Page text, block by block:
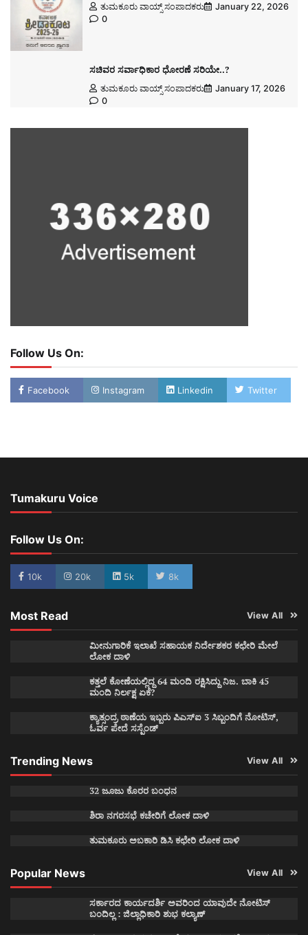
ತುಮಕೂರು ವಾಯ್ಸ್ ಸಂಪಾದಕರು
January 22, 2026
0
ಸಚಿವರ ಸರ್ವಾಧಿಕಾರ ಧೋರಣೆ ಸರಿಯೇ..?
ತುಮಕೂರು ವಾಯ್ಸ್ ಸಂಪಾದಕರು
January 17, 2026
0
Follow Us On:
Facebook Instagram Linkedin Twitter
Tumakuru Voice
Follow Us On:
10k 20k 5k 8k
Most Read View All
ಮೀನುಗಾರಿಕೆ ಇಲಾಖೆ ಸಹಾಯಕ ನಿರ್ದೇಶಕರ ಕಛೇರಿ ಮೇಲೆ
ಲೋಕ ದಾಳಿ
ಕತ್ತಲೆ ಕೋಣೆಯಲ್ಲಿದ್ದ 64 ಮಂದಿ ರಕ್ಷಿಸಿದ್ದು ನಿಜ. ಬಾಕಿ 45
ಮಂದಿ ನಿರ್ಲಕ್ಷ ಏಕೆ?
ಕ್ಯಾತ್ಸಂದ್ರ ಠಾಣೆಯ ಇಬ್ಬರು ಪಿಎಸ್ಐ 3 ಸಿಬ್ಬಂದಿಗೆ ನೋಟಿಸ್,
ಓರ್ವ ಪೇದೆ ಸಸ್ಪೆಂಡ್
Trending News View All
32 ಜೂಜು ಕೊರರ ಬಂಧನ
ಶಿರಾ ನಗರಸಭೆ ಕಚೇರಿಗೆ ಲೋಕ ದಾಳಿ
ತುಮಕೂರು ಅಬಕಾರಿ ಡಿಸಿ ಕಛೇರಿ ಲೋಕ ದಾಳಿ
Popular News View All
ಸರ್ಕಾರದ ಕಾರ್ಯದರ್ಶಿ ಅವರಿಂದ ಯಾವುದೇ ನೋಟಿಸ್
ಬಂದಿಲ್ಲ : ಜಿಲ್ಲಾಧಿಕಾರಿ ಶುಭ ಕಲ್ಯಾಣ್